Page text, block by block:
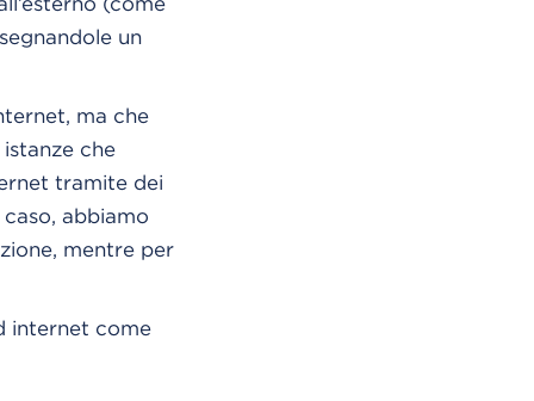
un
ma che
che
tramite dei
abbiamo
mentre per
internet come